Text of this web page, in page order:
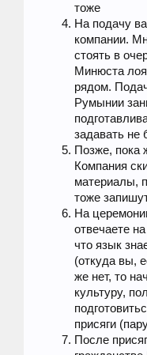
тоже
На подачу
компании.
стоять в
Минюста
рядом.
Румынии
задавать не
Позже, пока
Компания
материалы,
тоже
На
отвечаете
что язык
(откуда вы,
же нет, то
культуру,
присяги
После